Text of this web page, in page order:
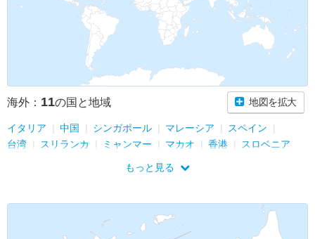
海外： 11の国と地域 地図を拡大
イタリア 中国 シンガポール マレーシア
スペイン
台湾
スリランカ ミャンマー マカオ 香港 スロベニア
もっと見る